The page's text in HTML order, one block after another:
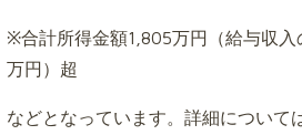
※合計所得金額1,805万円（給与収
万円）超
などとなっています。詳細について